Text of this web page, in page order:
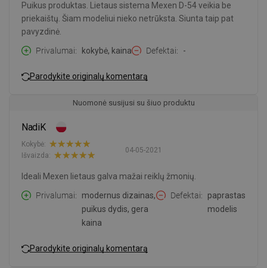
Puikus produktas. Lietaus sistema Mexen D-54 veikia be
priekaištų. Šiam modeliui nieko netrūksta. Siunta taip pat
pavyzdinė.
Privalumai
kokybė, kaina Defektai -
Parodykite originalų komentarą
Nuomonė susijusi su šiuo produktu
NadiK
04-05-2021
Kokybė:
Išvaizda:
Ideali Mexen lietaus galva mažai reiklų žmonių.
Privalumai
modernus dizainas,
puikus dydis, gera
kaina
Defektai
paprastas
modelis
Parodykite originalų komentarą